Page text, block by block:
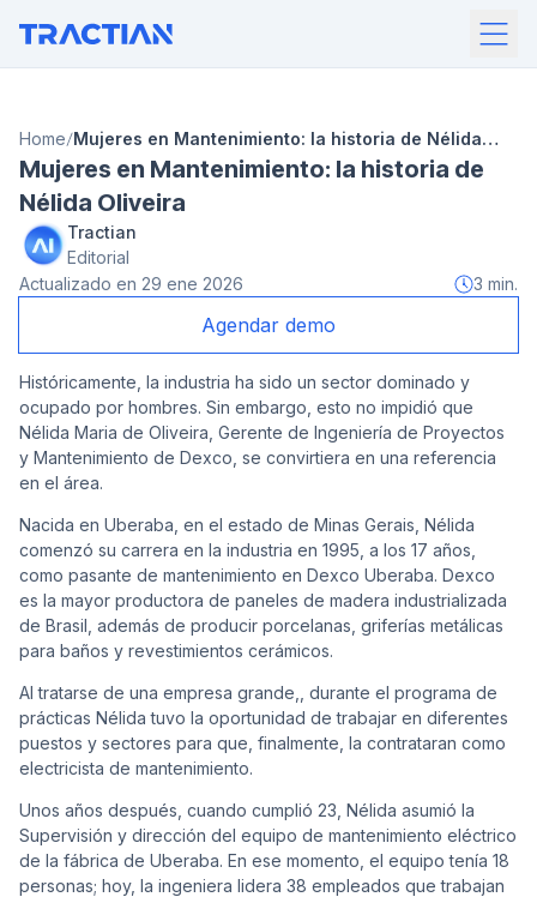
Home Mujeres en Mantenimiento: la historia de Nélida
Oliveira
Mujeres en Mantenimiento: la historia de
Nélida Oliveira
Tractian
Editorial
Actualizado en 29 ene 2026 3 min.
Agendar demo
Históricamente, la industria ha sido un sector dominado y
ocupado por hombres. Sin embargo, esto no impidió que
Nélida Maria de Oliveira, Gerente de Ingeniería de Proyectos
y Mantenimiento de Dexco, se convirtiera en una referencia
en el área.
Nacida en Uberaba, en el estado de Minas Gerais, Nélida
comenzó su carrera en la industria en 1995, a los 17 años,
como pasante de mantenimiento en Dexco Uberaba. Dexco
es la mayor productora de paneles de madera industrializada
de Brasil, además de producir porcelanas, griferías metálicas
para baños y revestimientos cerámicos.
Al tratarse de una empresa grande,, durante el programa de
prácticas Nélida tuvo la oportunidad de trabajar en diferentes
puestos y sectores para que, finalmente, la contrataran como
electricista de mantenimiento.
Unos años después, cuando cumplió 23, Nélida asumió la
Supervisión y dirección del equipo de mantenimiento eléctrico
de la fábrica de Uberaba. En ese momento, el equipo tenía 18
personas; hoy, la ingeniera lidera 38 empleados que trabajan